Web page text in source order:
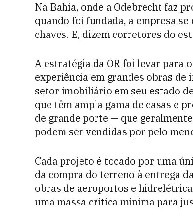
Na Bahia, onde a Ode­brecht faz
quando foi fundada, a empresa
chaves. E, dizem corretores do
A estratégia da OR foi levar para
experiência em grandes obras
setor imobiliário em seu estado
que têm ampla gama de casas e
de grande porte — que
podem ser vendidas por pelo
Cada projeto é tocado por uma
da compra do terreno à entrega
obras de aeroportos e
uma massa crítica mínima para